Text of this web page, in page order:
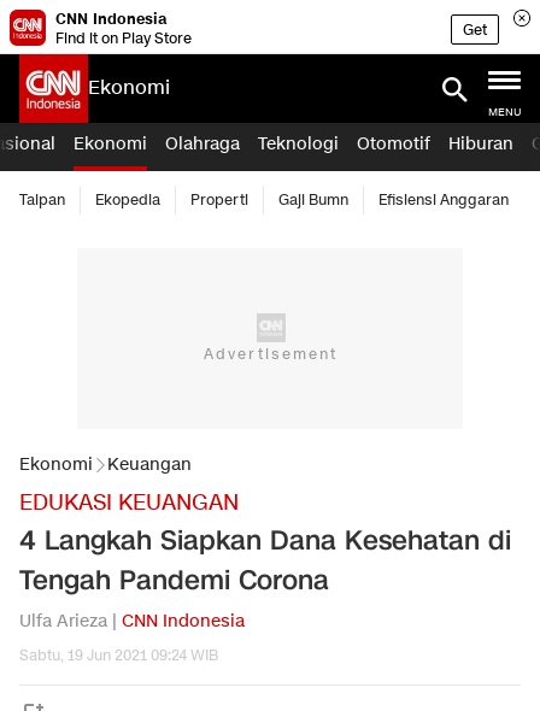
CNN Indonesia
Find it on Play Store
Get
Ekonomi
MENU
Ekonomi Olahraga Teknologi Otomotif Hiburan
Taipan Ekopedia Properti Gaji Bumn Efisiensi Anggaran
Ekonomi Keuangan
EDUKASI KEUANGAN
4 Langkah Siapkan Dana Kesehatan di
Tengah Pandemi Corona
Ulfa Arieza | CNN Indonesia
Sabtu, 19 Jun 2021 09:24 WIB